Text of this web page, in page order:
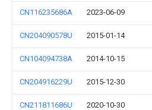
CN116235686A 2023-06-09
CN204090578U 2015-01-14
CN104094738A 2014-10-15
CN204916229U 2015-12-30
CN211811686U 2020-10-30